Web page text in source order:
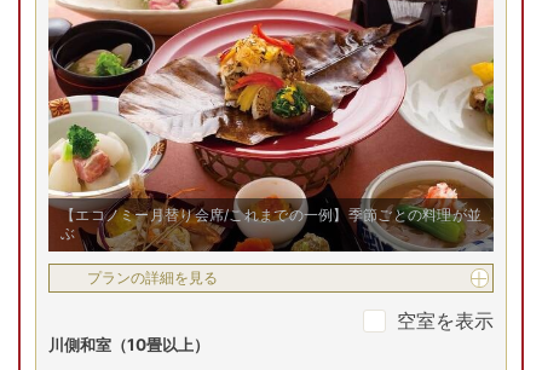
10畳以上のゆとりある造りの和室をご用意。川側の客室なら
大きな窓の外に豊沢川の大自然を望むことができます。文人
たちに愛された山あいの宿で心安らぐひとときをお過ごしい
ただけます。
【エコノミー月替り会席/これまでの一例】季節ごとの料理が並
ぶ
プランの詳細を見る
空室を表示
川側和室（10畳以上）